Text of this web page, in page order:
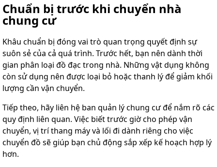
Chuẩn bị trước khi chuyển nhà
chung cư
Khâu chuẩn bị đóng vai trò quan trọng quyết định sự
suôn sẻ của cả quá trình. Trước hết, bạn nên dành thời
gian phân loại đồ đạc trong nhà. Những vật dụng không
còn sử dụng nên được loại bỏ hoặc thanh lý để giảm khối
lượng cần vận chuyển.
Tiếp theo, hãy liên hệ ban quản lý chung cư để nắm rõ các
quy định liên quan. Việc biết trước giờ cho phép vận
chuyển, vị trí thang máy và lối đi dành riêng cho việc
chuyển đồ sẽ giúp bạn chủ động sắp xếp kế hoạch hợp lý
hơn.